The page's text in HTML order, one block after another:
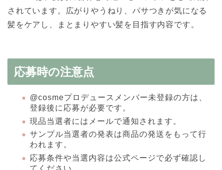
されています。広がりやうねり、パサつきが気になる
髪をケアし、まとまりやすい髪を目指す内容です。
応募時の注意点
@cosmeプロデュースメンバー未登録の方は、
登録後に応募が必要です。
現品当選者にはメールで通知されます。
サンプル当選者の発表は商品の発送をもって行
われます。
応募条件や当選内容は公式ページで必ず確認し
てください。